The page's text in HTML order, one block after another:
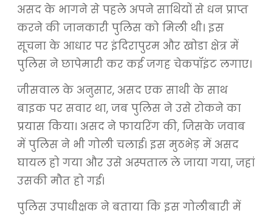
असद के भागने से पहले अपने साथियों से धन प्राप्त
करने की जानकारी पुलिस को मिली थी। इस
सूचना के आधार पर इंदिरापुरम और खोडा क्षेत्र में
पुलिस ने छापेमारी कर कई जगह चेकपॉइंट लगाए।
जीसवाल के अनुसार, असद एक साथी के साथ
बाइक पर सवार था, जब पुलिस ने उसे रोकने का
प्रयास किया। असद ने फायरिंग की, जिसके जवाब
में पुलिस ने भी गोली चलाई। इस मुठभेड़ में असद
घायल हो गया और उसे अस्पताल ले जाया गया, जहां
उसकी मौत हो गई।
पुलिस उपाधीक्षक ने बताया कि इस गोलीबारी में